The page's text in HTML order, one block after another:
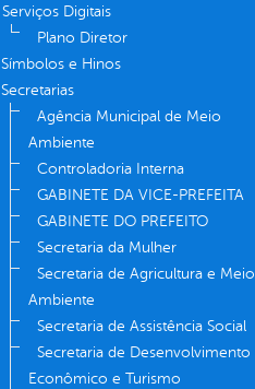
Serviços Digitais
Plano Diretor
Símbolos e Hinos
Secretarias
Agência Municipal de Meio
Ambiente
Controladoria Interna
GABINETE DA VICE-PREFEITA
GABINETE DO PREFEITO
Secretaria da Mulher
Secretaria de Agricultura e Meio
Ambiente
Secretaria de Assistência Social
Secretaria de Desenvolvimento
Econômico e Turismo